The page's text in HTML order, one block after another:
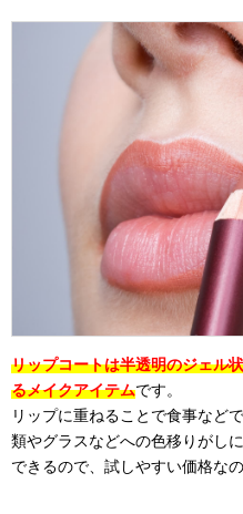
リップコートは半透明のジェル
るメイクアイテムです。
リップに重ねることで食事など
類やグラスなどへの色移りがし
できるので、試しやすい価格なの